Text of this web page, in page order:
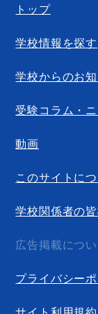
トップ
学校情報を探す
学校からのお
受験コラム・
動画
このサイトに
学校関係者の
広告掲載につ
プライバシー